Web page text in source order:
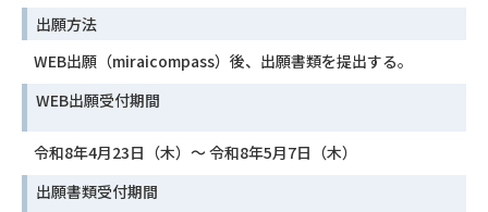
出願方法
WEB出願（miraicompass）後、出願書類を提出する。
WEB出願受付期間
令和8年4月23日（木）〜 令和8年5月7日（木）
出願書類受付期間